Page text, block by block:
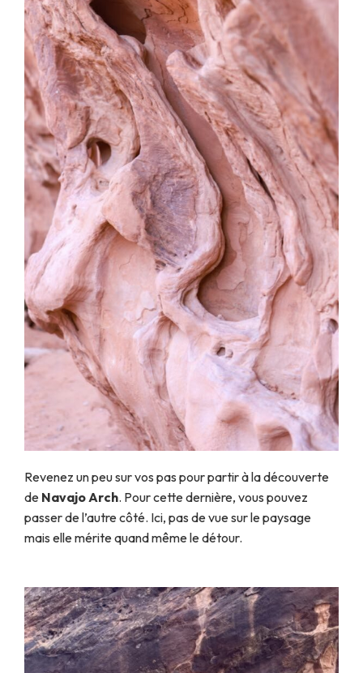
Revenez un peu sur vos pas pour partir à la découverte
de Navajo Arch. Pour cette dernière, vous pouvez
passer de l’autre côté. Ici, pas de vue sur le paysage
mais elle mérite quand même le détour.